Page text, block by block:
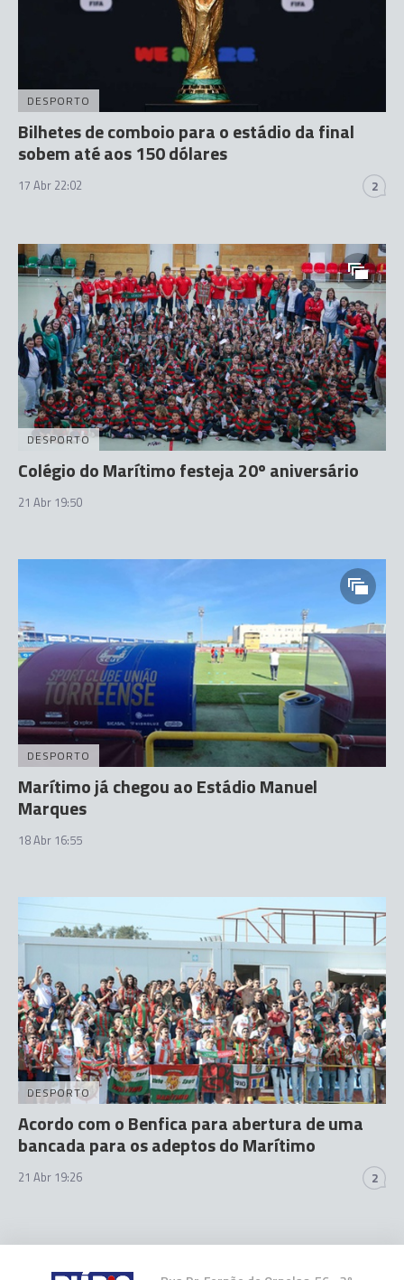
DESPORTO
Bilhetes de comboio para o estádio da final
sobem até aos 150 dólares
17 Abr 22:02 2
DESPORTO
Colégio do Marítimo festeja 20º aniversário
21 Abr 19:50
DESPORTO
Marítimo já chegou ao Estádio Manuel
Marques
18 Abr 16:55
DESPORTO
Acordo com o Benfica para abertura de uma
bancada para os adeptos do Marítimo
21 Abr 19:26 2